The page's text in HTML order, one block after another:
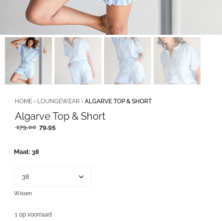
HOME › LOUNGEWEAR › ALGARVE TOP & SHORT
Algarve Top & Short
179,00 Oorspronkelijke
179,00.
79,95Huidige
Maat 38
Wissen
1 op voorraad